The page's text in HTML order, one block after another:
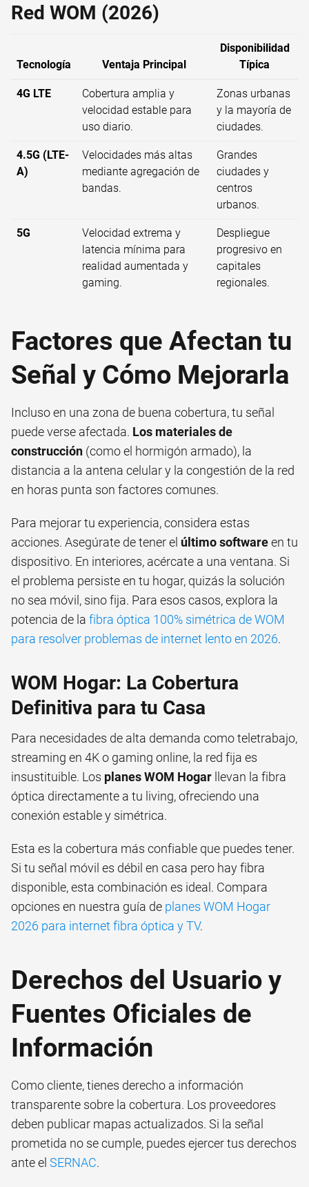
Red WOM (2026)
Tecnología Ventaja Principal
Disponibilidad
Típica
4G LTE
Cobertura amplia y
velocidad estable para
uso diario.
Zonas urbanas
y la mayoría de
ciudades.
4.5G (LTE-
A)
Velocidades más altas
mediante agregación de
bandas.
Grandes
ciudades y
centros
urbanos.
5G
Velocidad extrema y
latencia mínima para
realidad aumentada y
gaming.
Despliegue
progresivo en
capitales
regionales.
Factores que Afectan tu
Señal y Cómo Mejorarla
Incluso en una zona de buena cobertura, tu señal
puede verse afectada. Los materiales de
construcción (como el hormigón armado), la
distancia a la antena celular y la congestión de la red
en horas punta son factores comunes.
Para mejorar tu experiencia, considera estas
acciones. Asegúrate de tener el último softwareen tu
dispositivo. En interiores, acércate a una ventana. Si
el problema persiste en tu hogar, quizás la solución
no sea móvil, sino fija. Para esos casos, explora la
potencia de la fibra óptica 100% simétrica de WOM
para resolver problemas de internet lento en 2026.
WOM Hogar: La Cobertura
Definitiva para tu Casa
Para necesidades de alta demanda como teletrabajo,
streaming en 4K o gaming online, la red fija es
insustituible. Los planes WOM Hogar llevan la fibra
óptica directamente a tu living, ofreciendo una
conexión estable y simétrica.
Esta es la cobertura más confiable que puedes tener.
Si tu señal móvil es débil en casa pero hay fibra
disponible, esta combinación es ideal. Compara
opciones en nuestra guía de planes WOM Hogar
2026 para internet fibra óptica y TV.
Derechos del Usuario y
Fuentes Oficiales de
Información
Como cliente, tienes derecho a información
transparente sobre la cobertura. Los proveedores
deben publicar mapas actualizados. Si la señal
prometida no se cumple, puedes ejercer tus derechos
ante el SERNAC.